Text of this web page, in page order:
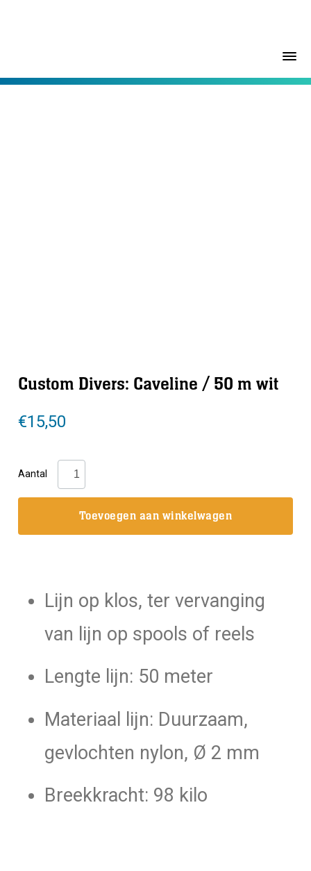
Custom Divers: Caveline / 50 m wit
€15,50
Aantal
Custom
Divers:
aantal
Toevoegen aan winkelwagen
Lijn op klos, ter vervanging
van lijn op spools of reels
Lengte lijn: 50 meter
Materiaal lijn: Duurzaam,
gevlochten nylon, Ø 2 mm
Breekkracht: 98 kilo